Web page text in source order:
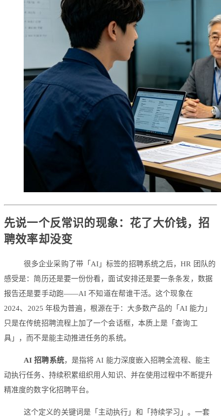
先说一个反常识的现象：花了大价钱，招
聘效率却没变
很多企业采购了带「AI」标签的招聘系统之后，HR 团队的
感受是：简历还是要一份份看，面试安排还是要一条条发，数据
报告还是要手动跑——AI 不知道在帮谁干活。这个现象在
2024、2025 年极为普遍，根源在于：大多数产品的「AI 能力」
只是在传统招聘流程上加了一个会话框，本质上是「查询工
具」，而不是能主动推进任务的系统。
AI 招聘系统，是指将 AI 能力深度嵌入招聘全流程、能主
动执行任务、持续积累组织用人知识、并在使用过程中不断提升
精准度的数字化招聘平台。
这个定义的关键词是「主动执行」和「持续学习」。一套